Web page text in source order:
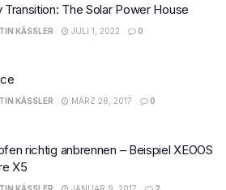
Transition: The Solar Power House
KÄSSLER JULI 1, 2022 0
KÄSSLER MÄRZ 28, 2017 0
richtig anbrennen – Beispiel XEOOS
X5